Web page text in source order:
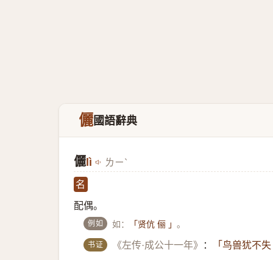
儷國語辭典
儷 lì ㄌㄧˋ
名
配偶。
例如 如： 「贤伉 俪 」。
书证 《左传·成公十一年》 ： 「鸟兽犹不